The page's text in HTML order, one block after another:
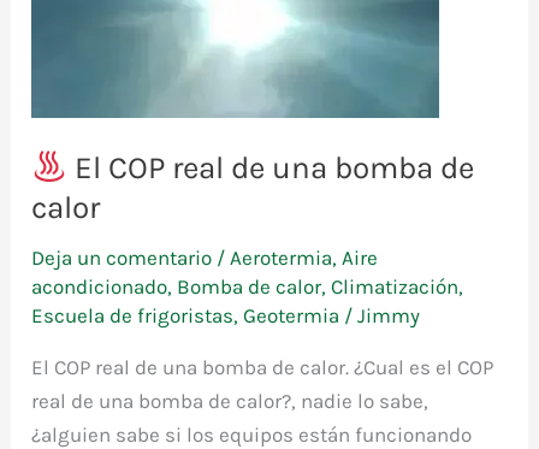
El COP real de una bomba de
calor
Deja un comentario /Aerotermia,Aire
acondicionado, Bomba de calor,Climatización,
Escuela de frigoristas,Geotermia /Jimmy
El COP real de una bomba de calor. ¿Cual es el COP
real de una bomba de calor?, nadie lo sabe,
¿alguien sabe si los equipos están funcionando